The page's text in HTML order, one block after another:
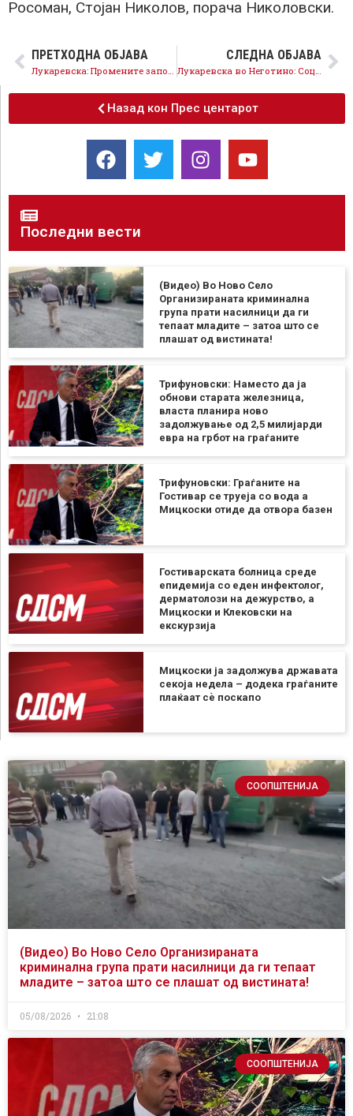
Росоман, Стојан Николов, порача Николовски.
ПРЕТХОДНА ОБЈАВА
Лукаревска: Промените започнаа со Социјалдемократскиот сојуз, вложуваме во човечкиот капитал, ја намаливме невработеноста на рекордно ниско ниво, ги поддржуваме младите, владемее транспарентно и отчетно
СЛЕДНА ОБЈАВА
Лукаревска во Неготино: Социјалдемократскиот сојуз има решенија за подобра живеачка за сите, неготинчани, после 39 години имаат нова детска градинка, ја имаат првата зграда за социјално домување, се инвестира во сите населени места
Назад кон Прес центарот
Последни вести
(Видео) Во Ново Село
Организираната криминална
група прати насилници да ги
тепаат младите – затоа што се
плашат од вистината!
Трифуновски: Наместо да ја
обнови старата железница,
власта планира ново
задолжување од 2,5 милијарди
евра на грбот на граѓаните
Трифуновски: Граѓаните на
Гостивар се труеја со вода а
Мицкоски отиде да отвора базен
Гостиварската болница среде
епидемија со еден инфектолог,
дерматолози на дежурство, а
Мицкоски и Клековски на
екскурзија
Мицкоски ја задолжува државата
секоја недела – додека граѓаните
плаќаат сѐ поскапо
СООПШТЕНИЈА
(Видео) Во Ново Село Организираната
криминална група прати насилници да ги тепаат
младите – затоа што се плашат од вистината!
05/08/2026 21:08
СООПШТЕНИЈА